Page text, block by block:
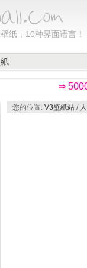
纸，10种界面语言！
⇒
您的位置: V3壁紙站 /